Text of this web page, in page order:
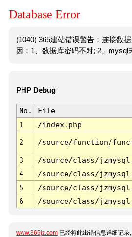
Database Error
(1040) 365建站错误警告：连接数
因：1、数据库密码不对; 2、mysql
PHP Debug
No. File
1
/index.php
2 /source/function/
3 /source/class/
4
/source/class/
5
/source/class/
6
/source/class/
www.365jz.com 已经将此出错信息详细记